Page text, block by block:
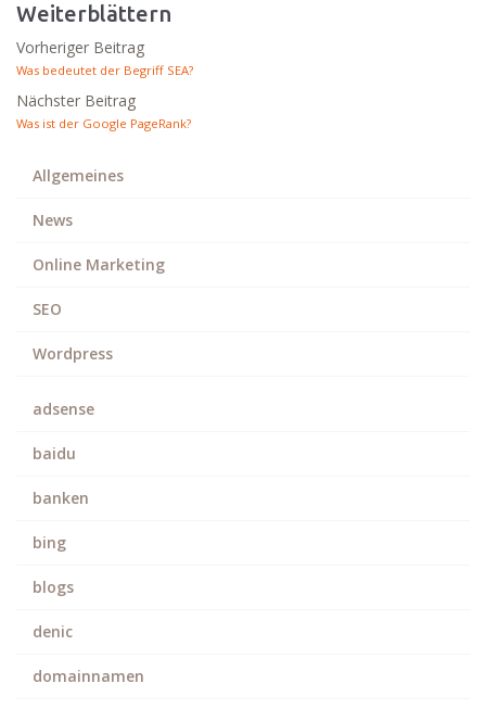
Weiterblättern
Vorheriger Beitrag
Was bedeutet der Begriff SEA?
Nächster Beitrag
Was ist der Google PageRank?
Allgemeines
News
Online Marketing
SEO
Wordpress
adsense
baidu
banken
bing
blogs
denic
domainnamen